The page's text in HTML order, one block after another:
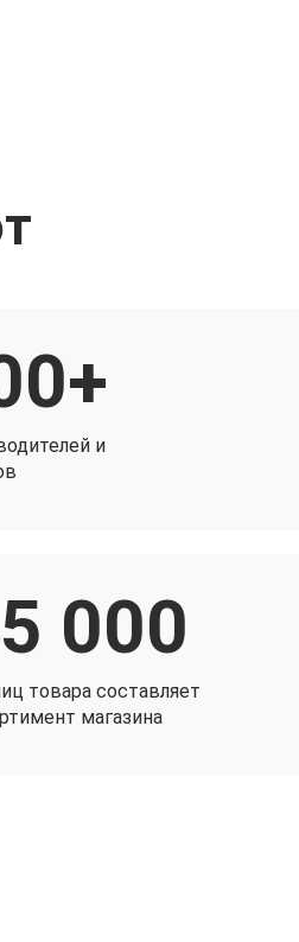
и
000
товара составляет
магазина